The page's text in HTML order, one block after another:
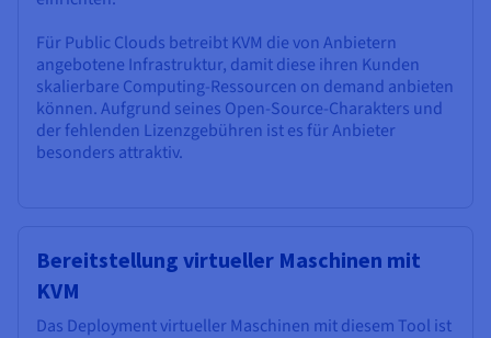
Für Public Clouds betreibt KVM die von Anbietern
angebotene Infrastruktur, damit diese ihren Kunden
skalierbare Computing-Ressourcen on demand anbieten
können. Aufgrund seines Open-Source-Charakters und
der fehlenden Lizenzgebühren ist es für Anbieter
besonders attraktiv.
Bereitstellung virtueller Maschinen mit
KVM
Das Deployment virtueller Maschinen mit diesem Tool ist